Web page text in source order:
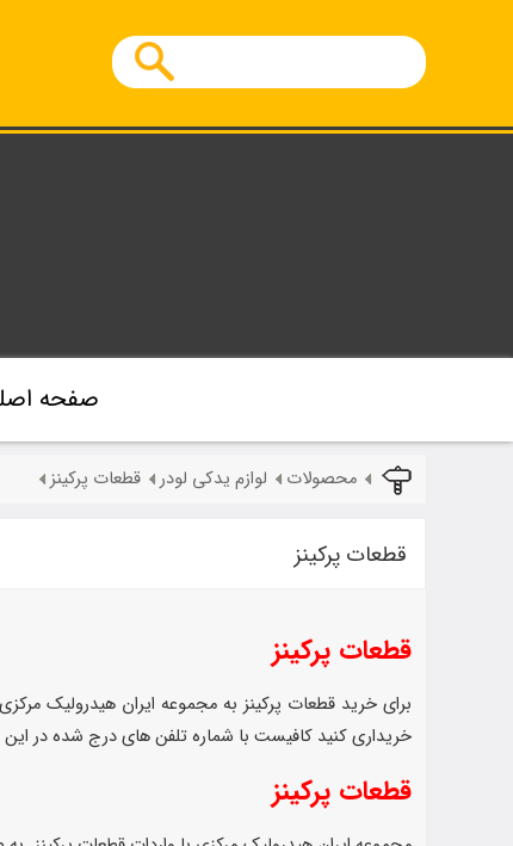
صفحه
محصولات لوازم یدکی لودر قطعات پرکینز
قطعات پرکینز
قطعات پرکینز
برای خرید قطعات پرکینز به مجموعه ایران هیدرولیک
خریداری کنید کافیست با شماره تلفن های درج شده در
قطعات پرکینز